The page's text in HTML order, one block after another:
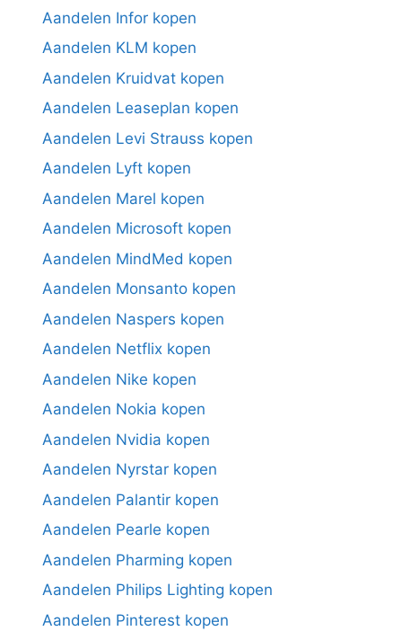
Aandelen Infor kopen
Aandelen KLM kopen
Aandelen Kruidvat kopen
Aandelen Leaseplan kopen
Aandelen Levi Strauss kopen
Aandelen Lyft kopen
Aandelen Marel kopen
Aandelen Microsoft kopen
Aandelen MindMed kopen
Aandelen Monsanto kopen
Aandelen Naspers kopen
Aandelen Netflix kopen
Aandelen Nike kopen
Aandelen Nokia kopen
Aandelen Nvidia kopen
Aandelen Nyrstar kopen
Aandelen Palantir kopen
Aandelen Pearle kopen
Aandelen Pharming kopen
Aandelen Philips Lighting kopen
Aandelen Pinterest kopen